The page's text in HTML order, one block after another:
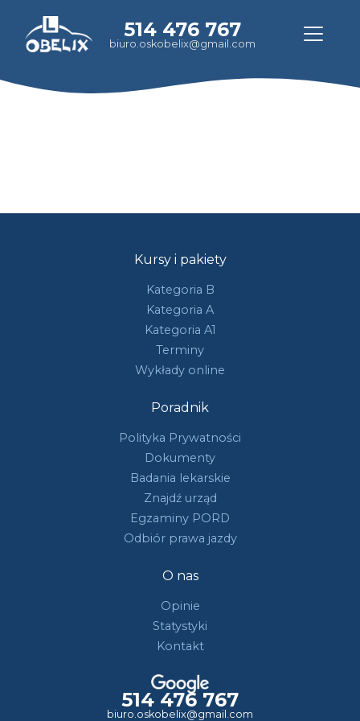
514 476 767
biuro.oskobelix@gmail.com
Kursy i pakiety
Kategoria B
Kategoria A
Kategoria A1
Terminy
Wykłady online
Poradnik
Polityka Prywatności
Dokumenty
Badania lekarskie
Znajdź urząd
Egzaminy PORD
Odbiór prawa jazdy
O nas
Opinie
Statystyki
Kontakt
514 476 767
biuro.oskobelix@gmail.com